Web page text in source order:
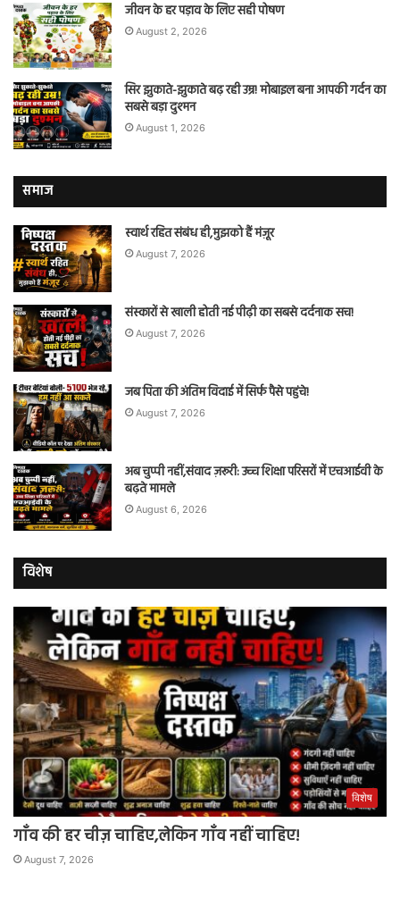
जीवन के हर पड़ाव के लिए सही पोषण
August 2, 2026
सिर झुकाते-झुकाते बढ़ रही उम्र! मोबाइल बना आपकी गर्दन का
सबसे बड़ा दुश्मन
August 1, 2026
समाज
स्वार्थ रहित संबंध ही,मुझको हैं मंज़ूर
August 7, 2026
संस्कारों से खाली होती नई पीढ़ी का सबसे दर्दनाक सच!
August 7, 2026
जब पिता की अंतिम विदाई में सिर्फ पैसे पहुंचे!
August 7, 2026
अब चुप्पी नहीं,संवाद ज़रूरी: उच्च शिक्षा परिसरों में एचआईवी के
बढ़ते मामले
August 6, 2026
विशेष
विशेष
गाँव की हर चीज़ चाहिए,लेकिन गाँव नहीं चाहिए!
August 7, 2026